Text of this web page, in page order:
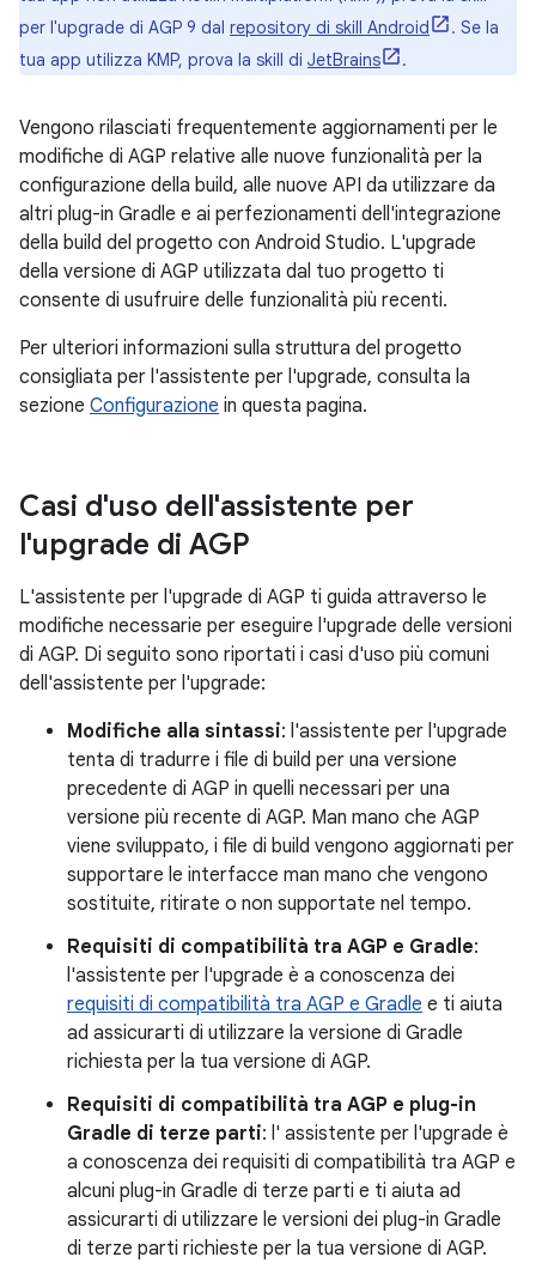
per l'upgrade di AGP 9 dal repository di skill Android
. Se la
tua app utilizza KMP, prova la skill di JetBrains .
Vengono rilasciati frequentemente aggiornamenti per le
modifiche di AGP relative alle nuove funzionalità per la
configurazione della build, alle nuove API da utilizzare da
altri plug-in Gradle e ai perfezionamenti dell'integrazione
della build del progetto con Android Studio. L'upgrade
della versione di AGP utilizzata dal tuo progetto ti
consente di usufruire delle funzionalità più recenti.
Per ulteriori informazioni sulla struttura del progetto
consigliata per l'assistente per l'upgrade, consulta la
sezione Configurazione in questa pagina.
Casi d'uso dell'assistente per
l'upgrade di AGP
L'assistente per l'upgrade di AGP ti guida attraverso le
modifiche necessarie per eseguire l'upgrade delle versioni
di AGP. Di seguito sono riportati i casi d'uso più comuni
dell'assistente per l'upgrade:
Modifiche alla sintassi: l'assistente per l'upgrade
tenta di tradurre i file di build per una versione
precedente di AGP in quelli necessari per una
versione più recente di AGP. Man mano che AGP
viene sviluppato, i file di build vengono aggiornati per
supportare le interfacce man mano che vengono
sostituite, ritirate o non supportate nel tempo.
Requisiti di compatibilità tra AGP e Gradle:
l'assistente per l'upgrade è a conoscenza dei
requisiti di compatibilità tra AGP e Gradle e ti aiuta
ad assicurarti di utilizzare la versione di Gradle
richiesta per la tua versione di AGP.
Requisiti di compatibilità tra AGP e plug-in
Gradle di terze parti: l' assistente per l'upgrade è
a conoscenza dei requisiti di compatibilità tra AGP e
alcuni plug-in Gradle di terze parti e ti aiuta ad
assicurarti di utilizzare le versioni dei plug-in Gradle
di terze parti richieste per la tua versione di AGP.